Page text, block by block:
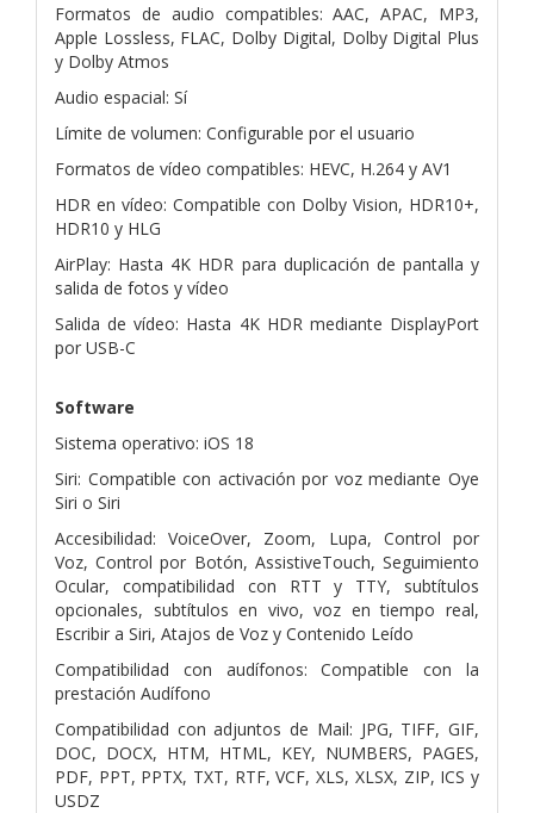
Formatos de audio compatibles: AAC, APAC, MP3,
Apple Lossless, FLAC, Dolby Digital, Dolby Digital Plus
y Dolby Atmos
Audio espacial: Sí
Límite de volumen: Configurable por el usuario
Formatos de vídeo compatibles: HEVC, H.264 y AV1
HDR en vídeo: Compatible con Dolby Vision, HDR10+,
HDR10 y HLG
AirPlay: Hasta 4K HDR para duplicación de pantalla y
salida de fotos y vídeo
Salida de vídeo: Hasta 4K HDR mediante DisplayPort
por USB-C
Software
Sistema operativo: iOS 18
Siri: Compatible con activación por voz mediante Oye
Siri o Siri
Accesibilidad: VoiceOver, Zoom, Lupa, Control por
Voz, Control por Botón, AssistiveTouch, Seguimiento
Ocular, compatibilidad con RTT y TTY, subtítulos
opcionales, subtítulos en vivo, voz en tiempo real,
Escribir a Siri, Atajos de Voz y Contenido Leído
Compatibilidad con audífonos: Compatible con la
prestación Audífono
Compatibilidad con adjuntos de Mail: JPG, TIFF, GIF,
DOC, DOCX, HTM, HTML, KEY, NUMBERS, PAGES,
PDF, PPT, PPTX, TXT, RTF, VCF, XLS, XLSX, ZIP, ICS y
USDZ